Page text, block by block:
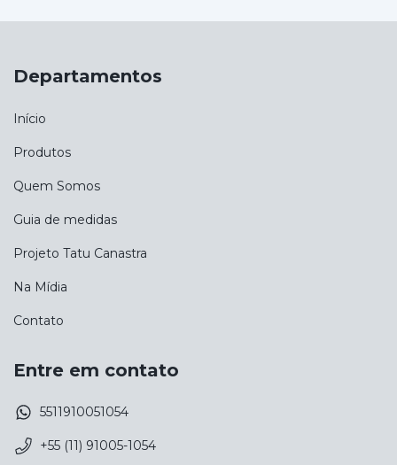
Departamentos
Início
Produtos
Quem Somos
Guia de medidas
Projeto Tatu Canastra
Na Mídia
Contato
Entre em contato
5511910051054
+55 (11) 91005-1054